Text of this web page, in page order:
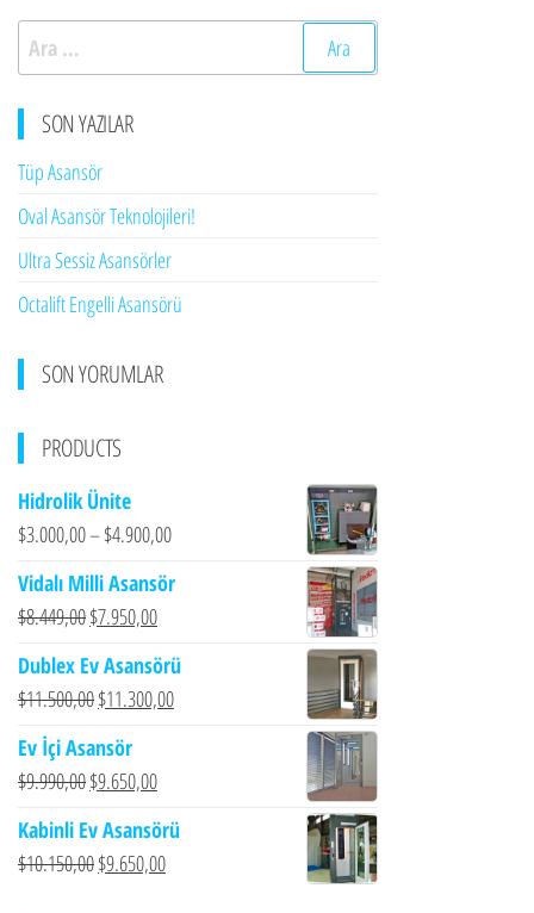
Arama:
SON YAZILAR
Tüp Asansör
Oval Asansör Teknolojileri!
Ultra Sessiz Asansörler
Octalift Engelli Asansörü
SON YORUMLAR
PRODUCTS
Hidrolik Ünite
$3.000,00–$4.900,00
Vidalı Milli Asansör
$8.449,00Orijinal
$8.449,00.
$7.950,00Şu
fiyat:
$7.950,00.
Dublex Ev Asansörü
$11.500,00Orijinal
$11.500,00.
$11.300,00Şu
Ev İçi Asansör
$9.990,00Orijinal
$9.990,00.
$9.650,00Şu
fiyat:
$9.650,00.
Kabinli Ev Asansörü
$10.150,00Orijinal
$9.650,00Şu